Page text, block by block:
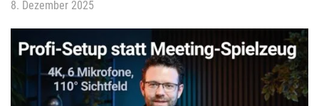
8. Dezember 2025